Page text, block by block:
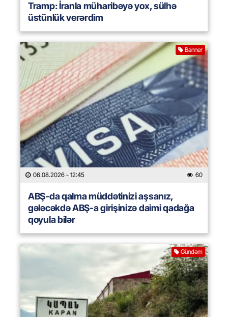
Tramp: İranla müharibəyə yox, sülhə
üstünlük verərdim
Banner
06.08.2026 - 12:45 60
ABŞ-da qalma müddətinizi aşsanız,
gələcəkdə ABŞ-a girişinizə daimi qadağa
qoyula bilər
Gündəm